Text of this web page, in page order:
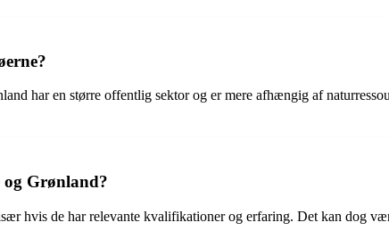
har en større offentlig sektor og er mere afhængig af
Grønland?
hvis de har relevante kvalifikationer og erfaring. Det kan dog